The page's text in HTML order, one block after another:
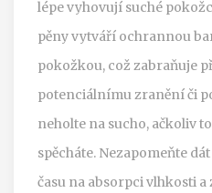
lépe vyhovují suché
pěny vytváří ochrannou
pokožkou, což zabraňuje
potenciálnímu zranění či
neholte na sucho, ačkoliv
spěcháte. Nezapomeňte
času na absorpci vlhkosti